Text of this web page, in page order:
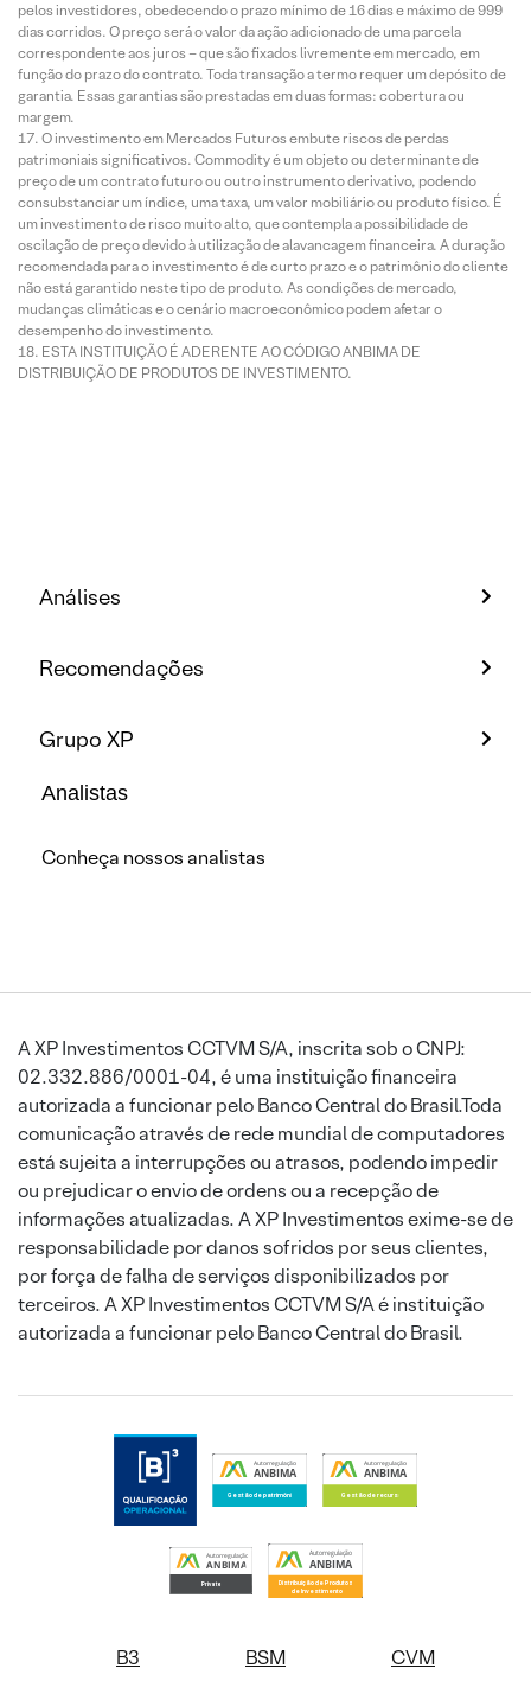
pelos investidores, obedecendo o prazo mínimo de 16 dias e máximo de 999
dias corridos. O preço será o valor da ação adicionado de uma parcela
correspondente aos juros – que são fixados livremente em mercado, em
função do prazo do contrato. Toda transação a termo requer um depósito de
garantia. Essas garantias são prestadas em duas formas: cobertura ou
margem.
O investimento em Mercados Futuros embute riscos de perdas
patrimoniais significativos. Commodity é um objeto ou determinante de
preço de um contrato futuro ou outro instrumento derivativo, podendo
consubstanciar um índice, uma taxa, um valor mobiliário ou produto físico. É
um investimento de risco muito alto, que contempla a possibilidade de
oscilação de preço devido à utilização de alavancagem financeira. A duração
recomendada para o investimento é de curto prazo e o patrimônio do cliente
não está garantido neste tipo de produto. As condições de mercado,
mudanças climáticas e o cenário macroeconômico podem afetar o
desempenho do investimento.
ESTA INSTITUIÇÃO É ADERENTE AO CÓDIGO ANBIMA DE
DISTRIBUIÇÃO DE PRODUTOS DE INVESTIMENTO.
Análises
Recomendações
Grupo XP
Analistas
Conheça nossos analistas
A XP Investimentos CCTVM S/A, inscrita sob o CNPJ:
02.332.886/0001-04, é uma instituição financeira
autorizada a funcionar pelo Banco Central do Brasil.Toda
comunicação através de rede mundial de computadores
está sujeita a interrupções ou atrasos, podendo impedir
ou prejudicar o envio de ordens ou a recepção de
informações atualizadas. A XP Investimentos exime-se de
responsabilidade por danos sofridos por seus clientes,
por força de falha de serviços disponibilizados por
terceiros. A XP Investimentos CCTVM S/A é instituição
autorizada a funcionar pelo Banco Central do Brasil.
B3 BSM CVM